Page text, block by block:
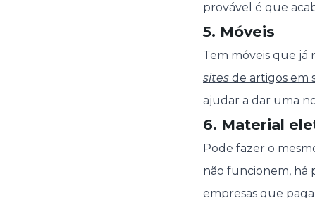
provável é que
5. Móveis
Tem móveis que já
sites de artigos em
ajudar a dar uma
6. Material
Pode fazer o
não funcionem, há
empresas que